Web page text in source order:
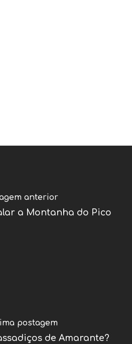
anterior
a Montanha do Pico
postagem
de Amarante?